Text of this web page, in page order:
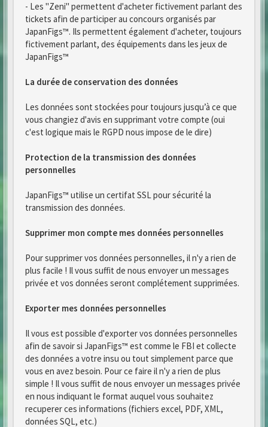
- Les "Zeni" permettent d'acheter fictivement parlant des
tickets afin de participer au concours organisés par
JapanFigs™. Ils permettent également d'acheter, toujours
fictivement parlant, des équipements dans les jeux de
JapanFigs™
La durée de conservation des données
Les données sont stockées pour toujours jusqu’à ce que
vous changiez d'avis en supprimant votre compte (oui
c'est logique mais le RGPD nous impose de le dire)
Protection de la transmission des données
personnelles
JapanFigs™ utilise un certifat SSL pour sécurité la
transmission des données.
Supprimer mon compte mes données personnelles
Pour supprimer vos données personnelles, il n'y a rien de
plus facile ! Il vous suffit de nous envoyer un messages
privée et vos données seront complétement supprimées.
Exporter mes données personnelles
Il vous est possible d'exporter vos données personnelles
afin de savoir si JapanFigs™ est comme le FBI et collecte
des données a votre insu ou tout simplement parce que
vous en avez besoin. Pour ce faire il n'y a rien de plus
simple ! Il vous suffit de nous envoyer un messages privée
en nous indiquant le format auquel vous souhaitez
recuperer ces informations (fichiers excel, PDF, XML,
données SQL, etc.)